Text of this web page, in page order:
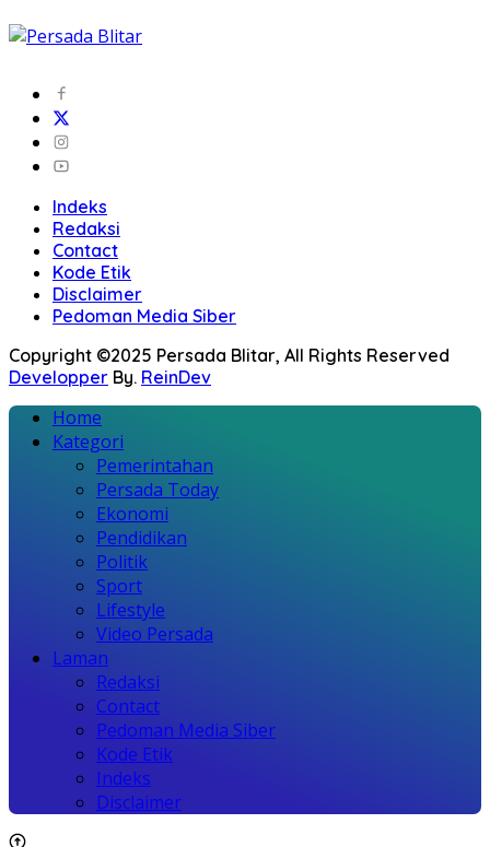
Indeks
Redaksi
Contact
Kode Etik
Disclaimer
Pedoman Media Siber
Copyright ©2025 Persada Blitar, All Rights Reserved
Developper By. ReinDev
Home
Kategori
Pemerintahan
Persada Today
Ekonomi
Pendidikan
Politik
Sport
Lifestyle
Video Persada
Laman
Redaksi
Contact
Pedoman Media Siber
Kode Etik
Indeks
Disclaimer